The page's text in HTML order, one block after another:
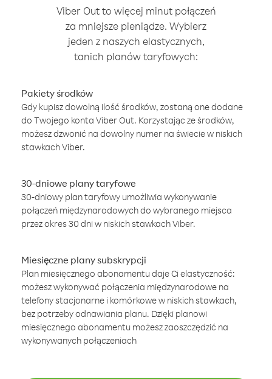
Viber Out to więcej minut połączeń
za mniejsze pieniądze. Wybierz
jeden z naszych elastycznych,
tanich planów taryfowych:
Pakiety środków
Gdy kupisz dowolną ilość środków, zostaną one dodane
do Twojego konta Viber Out. Korzystając ze środków,
możesz dzwonić na dowolny numer na świecie w niskich
stawkach Viber.
30-dniowe plany taryfowe
30-dniowy plan taryfowy umożliwia wykonywanie
połączeń międzynarodowych do wybranego miejsca
przez okres 30 dni w niskich stawkach Viber.
Miesięczne plany subskrypcji
Plan miesięcznego abonamentu daje Ci elastyczność:
możesz wykonywać połączenia międzynarodowe na
telefony stacjonarne i komórkowe w niskich stawkach,
bez potrzeby odnawiania planu. Dzięki planowi
miesięcznego abonamentu możesz zaoszczędzić na
wykonywanych połączeniach